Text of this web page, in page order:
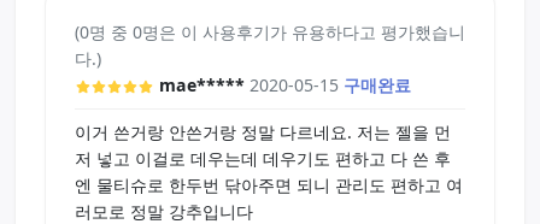
다.
이유는 크게 2개로, 하나는 워머를 넣으면서 실리콘
과 플라스틱의 마찰로 홀 내부가 손상되는 것을 방지
다른 하나는 워머에 묻어나오는 윤활유가 그렇게까
지 적지는 않기 때문입니다.
가장 좋은 건 일부러라도 입구쪽에 윤활유를 넉넉하
게 뿌린 다음에, 워머를 살살 돌려가면서 넣는 것입
(0명 중 0명은 이 사용후기가 유용하다고 평가했습니
다.)
mae***** 2020-05-15 구매완료
이거 쓴거랑 안쓴거랑 정말 다르네요. 저는 젤을 먼
저 넣고 이걸로 데우는데 데우기도 편하고 다 쓴 후
엔 물티슈로 한두번 닦아주면 되니 관리도 편하고 여
러모로 정말 강추입니다